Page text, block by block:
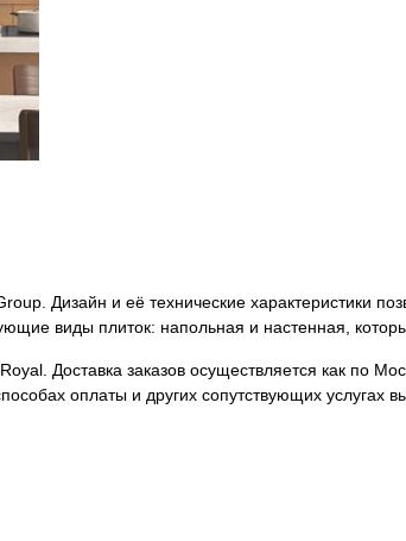
Дизайн и её технические характеристики
виды плиток: напольная и настенная,
Доставка заказов осуществляется как по
оплаты и других сопутствующих услугах